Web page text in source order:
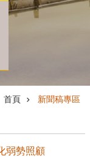
首頁 新聞稿專區
弱勢照顧